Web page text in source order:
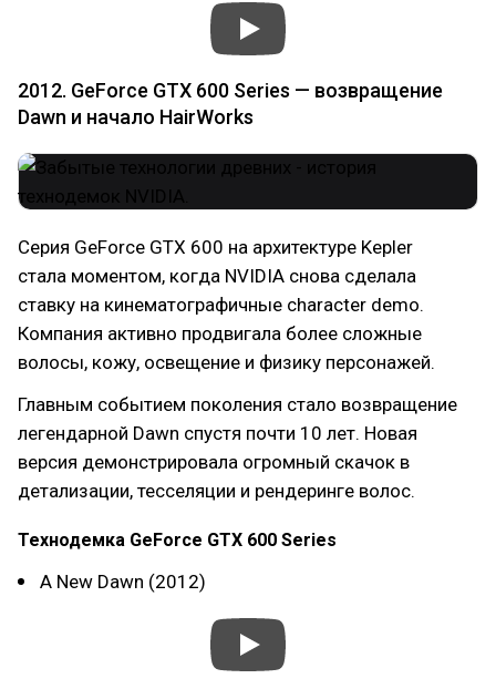
2012. GeForce GTX 600 Series — возвращение
Dawn и начало HairWorks
Серия GeForce GTX 600 на архитектуре Kepler
стала моментом, когда NVIDIA снова сделала
ставку на кинематографичные character demo.
Компания активно продвигала более сложные
волосы, кожу, освещение и физику персонажей.
Главным событием поколения стало возвращение
легендарной Dawn спустя почти 10 лет. Новая
версия демонстрировала огромный скачок в
детализации, тесселяции и рендеринге волос.
Технодемка GeForce GTX 600 Series
A New Dawn (2012)